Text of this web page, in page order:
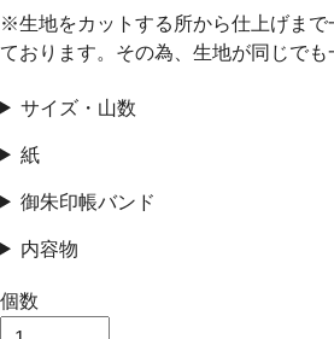
※生地をカットする所から仕上げまで
ております。その為、生地が同じでも
サイズ・山数
紙
御朱印帳バンド
内容物
個数